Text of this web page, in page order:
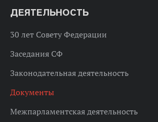
ДЕЯТЕЛЬНОСТЬ
30 лет Совету Федерации
Заседания СФ
Законодательная деятельность
Документы
Межпарламентская деятельность